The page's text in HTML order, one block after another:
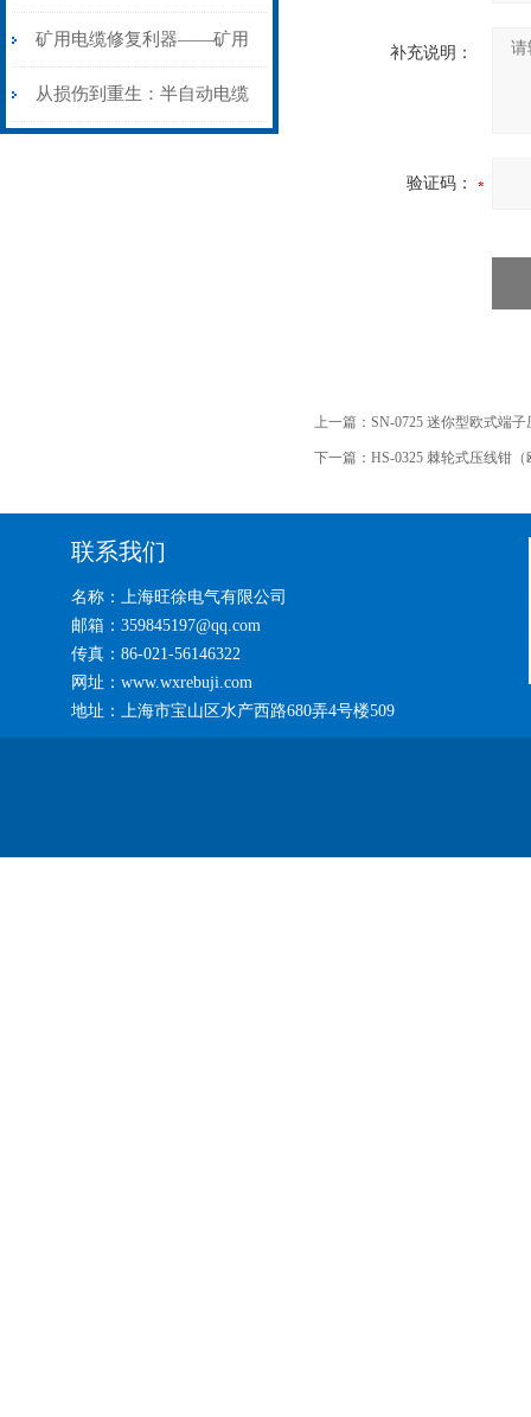
生”
安装与接线：精准修复的工
艺基石
矿用电缆修复利器——矿用
电缆热补机智能控温，安全
从损伤到重生：半自动电缆
补充说明：
验证码：
上一篇： SN-0725 迷你型欧式端
下一篇： HS-0325 棘轮式压线钳
联系我们
名称：上海旺徐电气有限公司
邮箱：359845197@qq.com
传真：86-021-56146322
网址：www.wxrebuji.com
地址：上海市宝山区水产西路680弄4号楼509